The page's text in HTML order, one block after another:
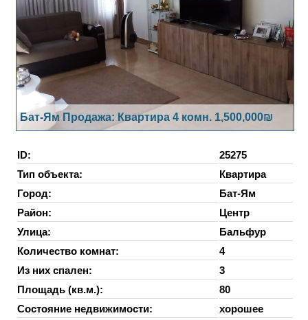
Бат-Ям Продажа: Квартира 4 комн. 1,500,000₪
ID:
25275
Тип объекта:
Квартира
Город:
Бат-Ям
Район:
Центр
Улица:
Бальфур
Количество комнат:
4
Из них спален:
3
Площадь (кв.м.):
80
Состояние недвижимости:
хорошее